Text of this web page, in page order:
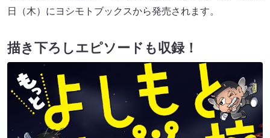
日（木）にヨシモトブックスから発売されます。
描き下ろしエピソードも収録！